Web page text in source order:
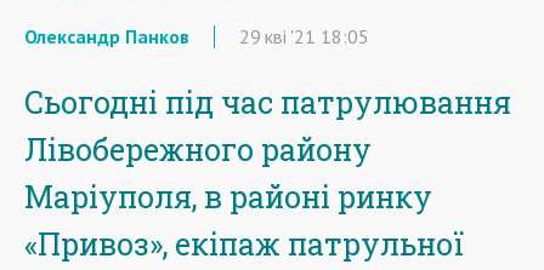
Олександр Панков 29 кві '21 18:05
Сьогодні під час патрулювання
Лівобережного району
Маріуполя, в районі ринку
«Привоз», екіпаж патрульної